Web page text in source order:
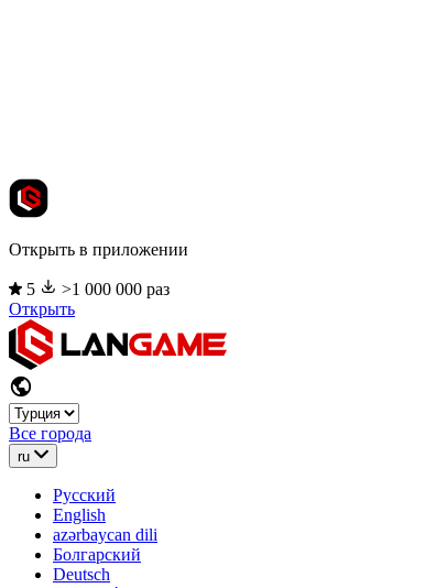
Открыть в приложении
5
>1 000 000 раз
Открыть
Все города
ru
Русский
English
azərbaycan dili
Болгарский
Deutsch